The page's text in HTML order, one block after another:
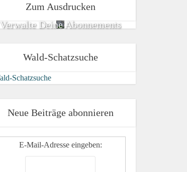
Zum Ausdrucken
Verwalte Deine Abonnements
Wald-Schatzsuche
Neue Beiträge abonnieren
E-Mail-Adresse eingeben: